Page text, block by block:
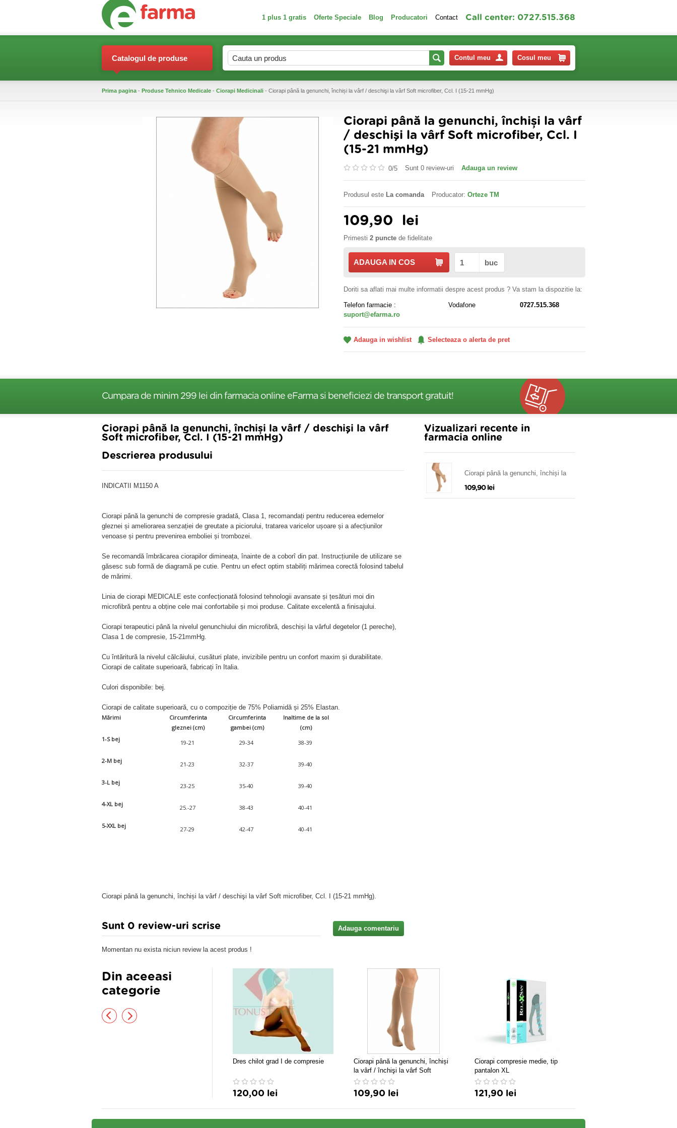
1 plus 1 gratis Oferte Speciale Blog Producatori Contact Call center: 0727.515.368
Catalogul de produse Contul meu Cosul meu
Prima pagina - Produse Tehnico Medicale - Ciorapi Medicinali - Ciorapi până la genunchi, închiși la vârf / deschişi la vârf Soft microfiber, Ccl. I (15-21 mmHg)
Ciorapi până la genunchi, închiși la vârf
/ deschişi la vârf Soft microfiber, Ccl. I
(15-21 mmHg)
0/5 Sunt 0 review-uri Adauga un review
Produsul este La comanda Producator: Orteze TM
109,90 lei
Primesti 2 puncte de fidelitate
ADAUGA IN COS buc
Doriti sa aflati mai multe informatii despre acest produs ? Va stam la dispozitie la:
Telefon farmacie : Vodafone
0727.515.368
suport@efarma.ro
Adauga in wishlist Selecteaza o alerta de pret
Cumpara de minim 299 lei din farmacia online eFarma si beneficiezi de transport gratuit!
Ciorapi până la genunchi, închiși la vârf / deschişi la vârf
Soft microfiber, Ccl. I (15-21 mmHg)
Descrierea produsului
INDICATII M1150 A
Ciorapi până la genunchi de compresie gradată, Clasa 1, recomandați pentru reducerea edemelor
gleznei și ameliorarea senzației de greutate a piciorului, tratarea varicelor ușoare și a afecțiunilor
venoase și pentru prevenirea emboliei și trombozei.
Se recomandă îmbrăcarea ciorapilor dimineața, înainte de a coborî din pat. Instrucțiunile de utilizare se
găsesc sub formă de diagramă pe cutie. Pentru un efect optim stabiliți mărimea corectă folosind tabelul
de mărimi.
Linia de ciorapi MEDICALE este confecționată folosind tehnologii avansate și țesături moi din
microfibră pentru a obține cele mai confortabile și moi produse. Calitate excelentă a finisajului.
Ciorapi terapeutici până la nivelul genunchiului din microfibră, deschiși la vârful degetelor (1 pereche),
Clasa 1 de compresie, 15-21mmHg.
Cu întăritură la nivelul călcâiului, cusături plate, invizibile pentru un confort maxim și durabilitate.
Ciorapi de calitate superioară, fabricați în Italia.
Culori disponibile: bej.
Ciorapi de calitate superioară, cu o compoziție de 75% Poliamidă și 25% Elastan.
Mărimi
Circumferinta
gleznei (cm)
Circumferinta
gambei (cm)
Inaltime de la sol
(cm)
1-S bej
19-21 29-34 38-39
2-M bej 21-23 32-37 39-40
3-L bej 23-25 35-40 39-40
4-XL bej 25.-27 38-43 40-41
5-XXL bej 27-29 42-47 40-41
Ciorapi până la genunchi, închiși la vârf / deschişi la vârf Soft microfiber, Ccl. I (15-21 mmHg).
Sunt 0 review-uri scrise Adauga comentariu
Momentan nu exista niciun review la acest produs !
Vizualizari recente in
farmacia online
Ciorapi până la genunchi, închiși la
Ccl. I (15-21 mmHg)
109,90 lei
Din aceeasi
categorie
Dres chilot grad I de compresie
120,00 lei
Ciorapi până la genunchi, închiși
la vârf / închişi la vârf Soft
microfiber, Ccl. I (15-21 mmHg)
109,90 lei
Ciorapi compresie medie, tip
pantalon XL
121,90 lei